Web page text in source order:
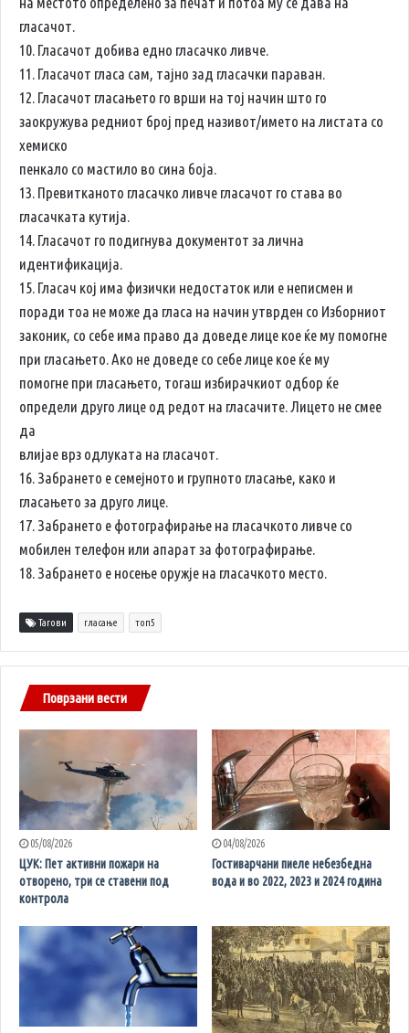
гласачот.
10. Гласачот добива едно гласачко ливче.
11. Гласачот гласа сам, тајно зад гласачки параван.
12. Гласачот гласањето го врши на тој начин што го
заокружува редниот број пред називот/името на листата со
хемиско
пенкало со мастило во сина боја.
13. Превитканото гласачко ливче гласачот го става во
гласачката кутија.
14. Гласачот го подигнува документот за лична
идентификација.
15. Гласач кој има физички недостаток или е неписмен и
поради тоа не може да гласа на начин утврден со Изборниот
законик, со себе има право да доведе лице кое ќе му помогне
при гласањето. Ако не доведе со себе лице кое ќе му
помогне при гласањето, тогаш избирачкиот одбор ќе
определи друго лице од редот на гласачите. Лицето не смее
да
влијае врз одлуката на гласачот.
16. Забрането е семејното и групното гласање, како и
гласањето за друго лице.
17. Забрането е фотографирање на гласачкото ливче со
мобилен телефон или апарат за фотографирање.
18. Забрането е носење оружје на гласачкото место.
Тагови гласање топ5
Поврзани вести
05/08/2026
ЦУК: Пет активни пожари на
отворено, три се ставени под
контрола
04/08/2026
Гостиварчани пиеле небезбедна
вода и во 2022, 2023 и 2024 година